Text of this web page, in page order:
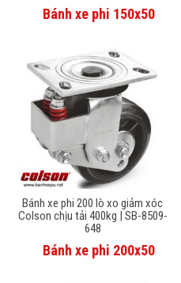
Bánh xe phi 150x50
Bánh xe phi 200 lò xo giảm xóc
Colson chịu tải 400kg | SB-8509-
648
Bánh xe phi 200x50